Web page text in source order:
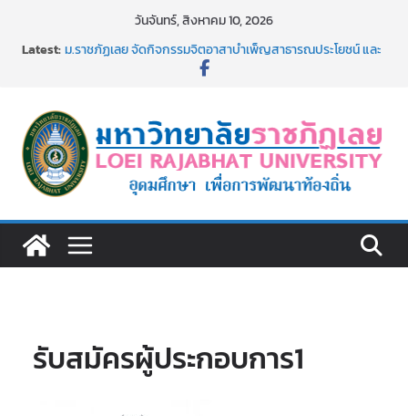
วันจันทร์, สิงหาคม 10, 2026
Latest:ม.ราชภัฏเลย จัดกิจกรรมจิตอาสาบำเพ็ญสาธารณประโยชน์ และ
เงินรายได้
ม.ราชภัฏเลย จัดมหกรรมวิชาการ เปิดบ้าน LRU ครั้งที่ 4 เปิดให้
นักเรียนมัธยมปลายค้นหาสาขาวิชาในฝัน สู่อนาคตที่ใช่
อธิการบดี มรภ.เลย ร่วมประชุมชี้แจงกับคณะอนุกรรมาธิการ
ประจำปีงบประมาณ พ.ศ. 2570
๑,๙๗๒ ชุด โดยวิธีเฉพาะเจาะจง
รับสมัครผู้ประกอบการ1